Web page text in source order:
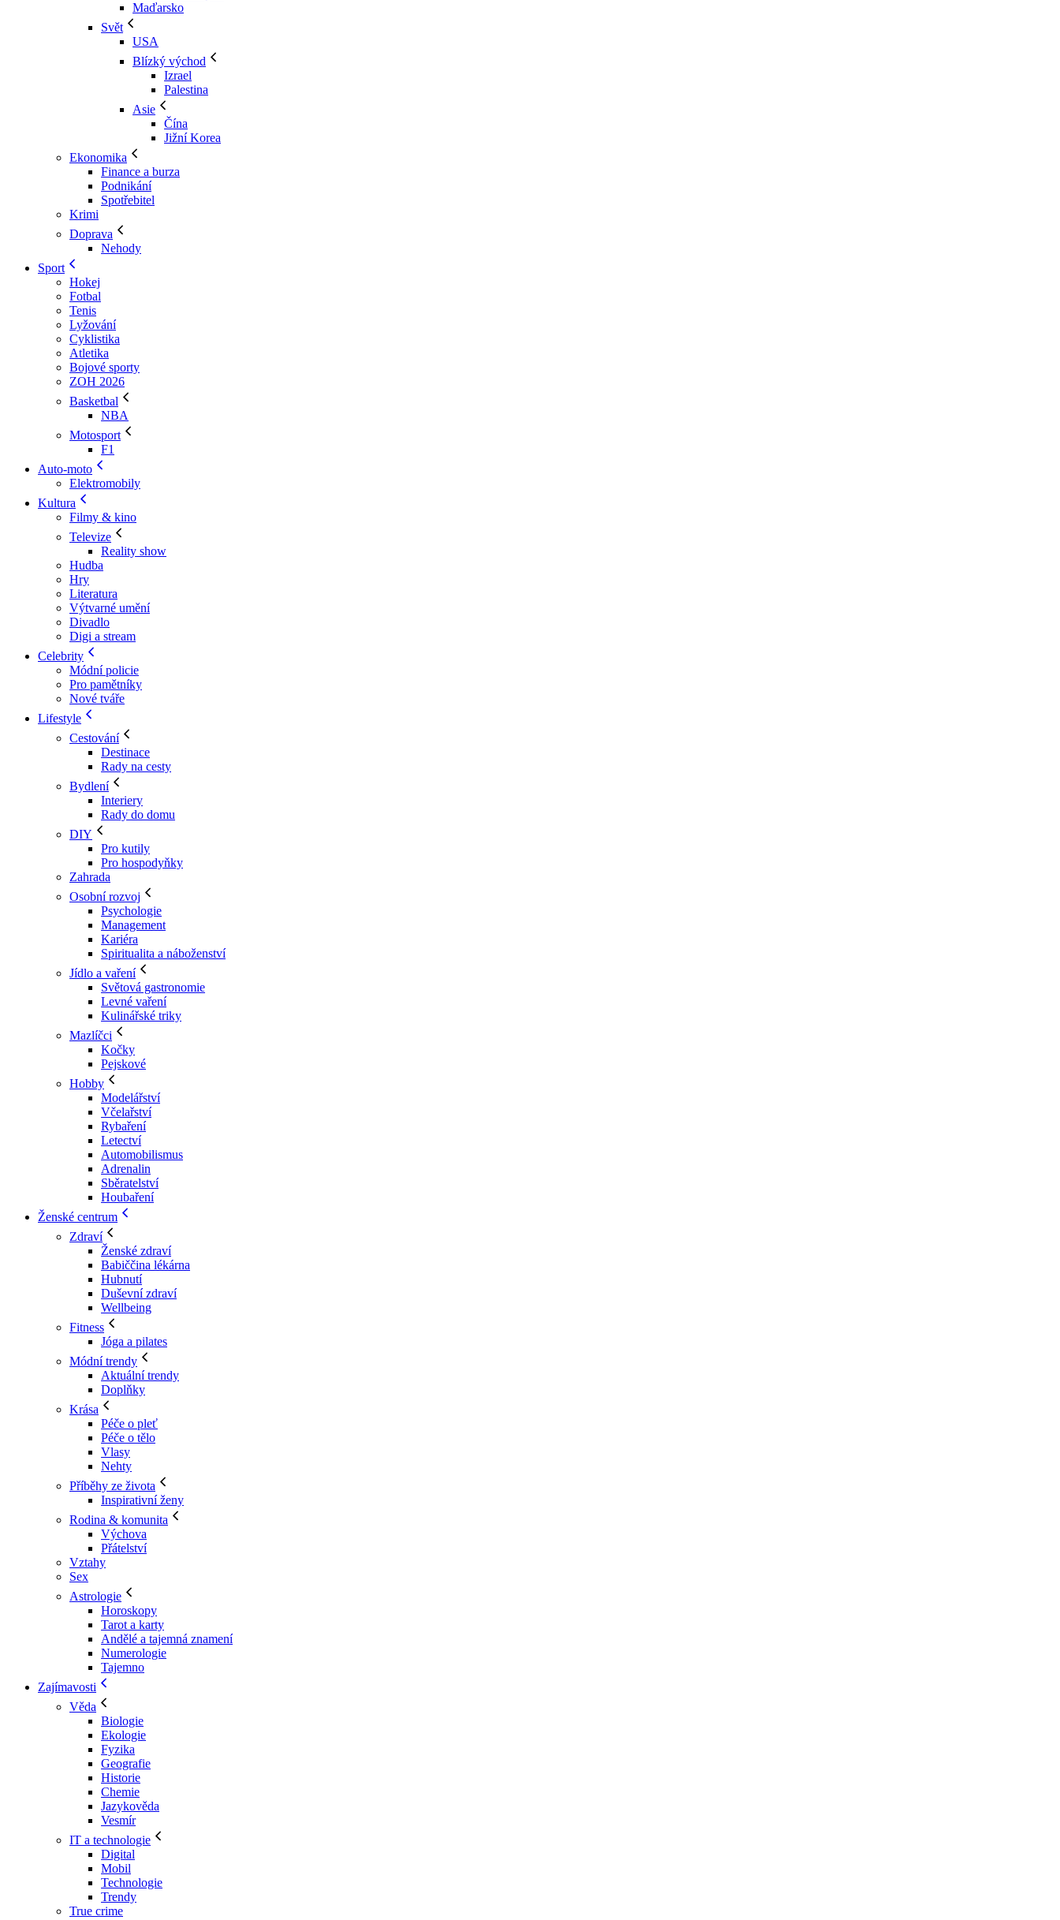
Maďarsko
Svět
USA
Blízký východ
Izrael
Palestina
Asie
Čína
Jižní Korea
Ekonomika
Finance a burza
Podnikání
Spotřebitel
Krimi
Doprava
Nehody
Sport
Hokej
Fotbal
Tenis
Lyžování
Cyklistika
Atletika
Bojové sporty
ZOH 2026
Basketbal
NBA
Motosport
F1
Auto-moto
Elektromobily
Kultura
Filmy & kino
Televize
Reality show
Hudba
Hry
Literatura
Výtvarné umění
Divadlo
Digi a stream
Celebrity
Módní policie
Pro pamětníky
Nové tváře
Lifestyle
Cestování
Destinace
Rady na cesty
Bydlení
Interiery
Rady do domu
DIY
Pro kutily
Pro hospodyňky
Zahrada
Osobní rozvoj
Psychologie
Management
Kariéra
Spiritualita a náboženství
Jídlo a vaření
Světová gastronomie
Levné vaření
Kulinářské triky
Mazlíčci
Kočky
Pejskové
Hobby
Modelářství
Včelařství
Rybaření
Letectví
Automobilismus
Adrenalin
Sběratelství
Houbaření
Ženské centrum
Zdraví
Ženské zdraví
Babiččina lékárna
Hubnutí
Duševní zdraví
Wellbeing
Fitness
Jóga a pilates
Módní trendy
Aktuální trendy
Doplňky
Krása
Péče o pleť
Péče o tělo
Vlasy
Nehty
Příběhy ze života
Inspirativní ženy
Rodina & komunita
Výchova
Přátelství
Vztahy
Sex
Astrologie
Horoskopy
Tarot a karty
Andělé a tajemná znamení
Numerologie
Tajemno
Zajímavosti
Věda
Biologie
Ekologie
Fyzika
Geografie
Historie
Chemie
Jazykověda
Vesmír
IT a technologie
Digital
Mobil
Technologie
Trendy
True crime